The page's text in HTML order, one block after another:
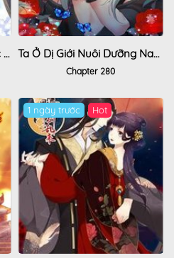
Sổ Tay Công Lược Của Hắc Liên Hoa Ta Ở Dị Giới Nuôi Dưỡng Nam Thần: Thần Y Cửu Tiểu Thư
Chapter 280
1 ngày trước Hot